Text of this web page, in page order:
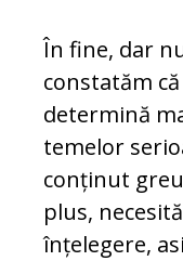
În fine, dar
constatăm
determină
temelor
conținut
plus,
înțelegere,